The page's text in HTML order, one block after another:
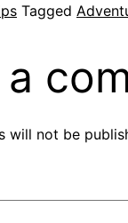
Tagged
a
will not be